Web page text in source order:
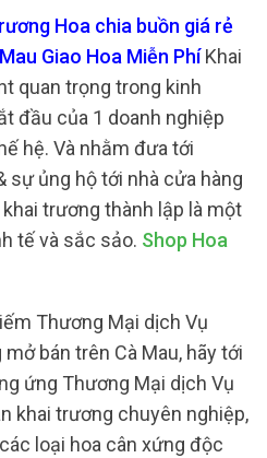
Hoa chia buồn giá rẻ
Giao Hoa Miễn PhíKhai
quan trọng trong kinh
đầu của 1 doanh nghiệp
hệ. Và nhằm đưa tới
sự ủng hộ tới nhà cửa hàng
trương thành lập là một
tế và sắc sảo. Shop Hoa
Thương Mại dịch Vụ
bán trên Cà Mau, hãy tới
ứng Thương Mại dịch Vụ
khai trương chuyên nghiệp,
loại hoa cân xứng độc